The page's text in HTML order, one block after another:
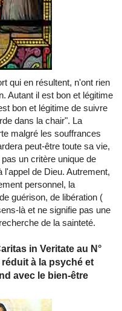
qui en résultent, n'ont rien
Autant il est bon et légitime
bon et légitime de suivre
dans la chair". La
malgré les souffrances
peut-être toute sa vie,
un critère unique de
de Dieu. Autrement,
personnel, la
guérison, de libération (
là et ne signifie pas une
de la sainteté.
in Veritate au N°
à la psyché et
avec le bien-être